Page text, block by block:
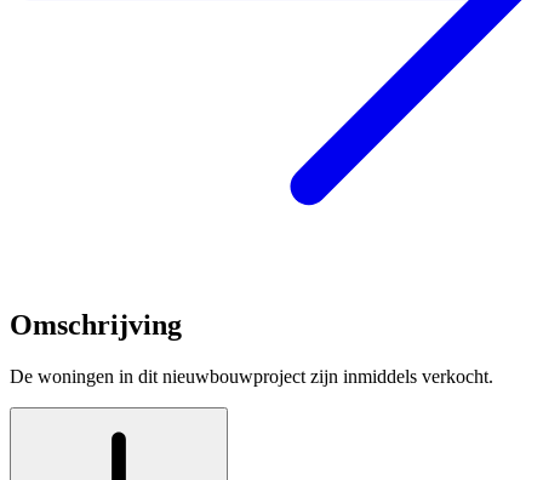
Omschrijving
De woningen in dit nieuwbouwproject zijn inmiddels verkocht.